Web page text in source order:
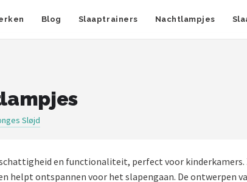
Blog Slaaptrainers Nachtlampjes
Sløjd
en functionaliteit, perfect voor
helpt ontspannen voor het slapengaan. De ontwerpen